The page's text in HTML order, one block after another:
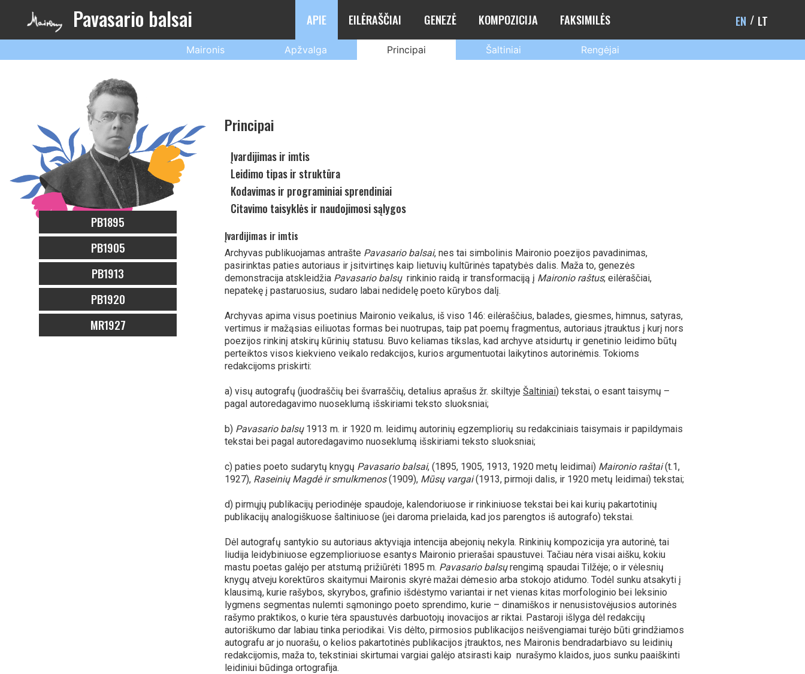
Pavasario balsai APIE
Maironis Apžvalga Principai Šaltiniai Rengėjai
EILĖRAŠČIAI GENEZĖ KOMPOZICIJA FAKSIMILĖS EN LT
PB1895
PB1905
PB1913
PB1920
MR1927
Principai
Įvardijimas ir imtis
Leidimo tipas ir struktūra
Kodavimas ir programiniai sprendiniai
Citavimo taisyklės ir naudojimosi sąlygos
Įvardijimas ir imtis
Archyvas publikuojamas antrašte Pavasario balsai, nes tai simbolinis Maironio poezijos pavadinimas,
pasirinktas paties autoriaus ir įsitvirtinęs kaip lietuvių kultūrinės tapatybės dalis. Maža to, genezės
demonstracija atskleidžia Pavasario balsų rinkinio raidą ir transformaciją į Maironio raštus; eilėraščiai,
nepatekę į pastaruosius, sudaro labai nedidelę poeto kūrybos dalį.
Archyvas apima visus poetinius Maironio veikalus, iš viso 146: eilėraščius, balades, giesmes, himnus, satyras,
vertimus ir mažąsias eiliuotas formas bei nuotrupas, taip pat poemų fragmentus, autoriaus įtrauktus į kurį nors
poezijos rinkinį atskirų kūrinių statusu. Buvo keliamas tikslas, kad archyve atsidurtų ir genetinio leidimo būtų
perteiktos visos kiekvieno veikalo redakcijos, kurios argumentuotai laikytinos autorinėmis. Tokioms
redakcijoms priskirti:
a) visų autografų (juodraščių bei švarraščių, detalius aprašus žr. skiltyje Šaltiniai) tekstai, o esant taisymų –
pagal autoredagavimo nuoseklumą išskiriami teksto sluoksniai;
b) Pavasario balsų1913 m. ir 1920 m. leidimų autorinių egzempliorių su redakciniais taisymais ir papildymais
tekstai bei pagal autoredagavimo nuoseklumą išskiriami teksto sluoksniai;
c) paties poeto sudarytų knygų Pavasario balsai, (1895, 1905, 1913, 1920 metų leidimai) Maironio raštai(t.1,
1927), Raseinių Magdė ir smulkmenos(1909), Mūsų vargai(1913, pirmoji dalis, ir 1920 metų leidimai) tekstai;
d) pirmųjų publikacijų periodinėje spaudoje, kalendoriuose ir rinkiniuose tekstai bei kai kurių pakartotinių
publikacijų analogiškuose šaltiniuose (jei daroma prielaida, kad jos parengtos iš autografo) tekstai.
Dėl autografų santykio su autoriaus aktyviąja intencija abejonių nekyla. Rinkinių kompozicija yra autorinė, tai
liudija leidybiniuose egzemplioriuose esantys Maironio prierašai spaustuvei. Tačiau nėra visai aišku, kokiu
mastu poetas galėjo per atstumą prižiūrėti 1895 m. Pavasario balsųrengimą spaudai Tilžėje; o ir vėlesnių
knygų atveju korektūros skaitymui Maironis skyrė mažai dėmesio arba stokojo atidumo. Todėl sunku atsakyti į
klausimą, kurie rašybos, skyrybos, grafinio išdėstymo variantai ir net vienas kitas morfologinio bei leksinio
lygmens segmentas nulemti sąmoningo poeto sprendimo, kurie – dinamiškos ir nenusistovėjusios autorinės
rašymo praktikos, o kurie tėra spaustuvės darbuotojų inovacijos ar riktai. Pastaroji išlyga dėl redakcijų
autoriškumo dar labiau tinka periodikai. Vis dėlto, pirmosios publikacijos neišvengiamai turėjo būti grindžiamos
autografu ar jo nuorašu, o kelios pakartotinės publikacijos įtrauktos, nes Maironis bendradarbiavo su leidinių
redakcijomis, maža to, tekstiniai skirtumai vargiai galėjo atsirasti kaip nurašymo klaidos, juos sunku paaiškinti
leidiniui būdinga ortografija.